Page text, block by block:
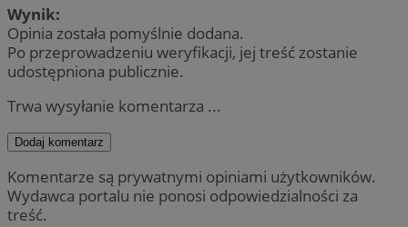
Wynik:
Opinia została pomyślnie dodana.
Po przeprowadzeniu weryfikacji, jej treść zostanie
udostępniona publicznie.
Trwa wysyłanie komentarza ...
Dodaj komentarz
Komentarze są prywatnymi opiniami użytkowników.
Wydawca portalu nie ponosi odpowiedzialności za
treść.